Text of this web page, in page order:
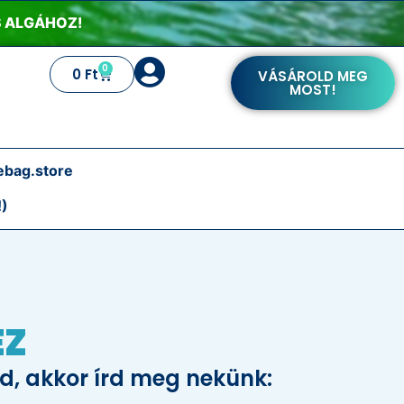
ALGÁHOZ!
0 Ft 0 VÁSÁROLD MEG
MOST!
akkor írd meg nekünk: